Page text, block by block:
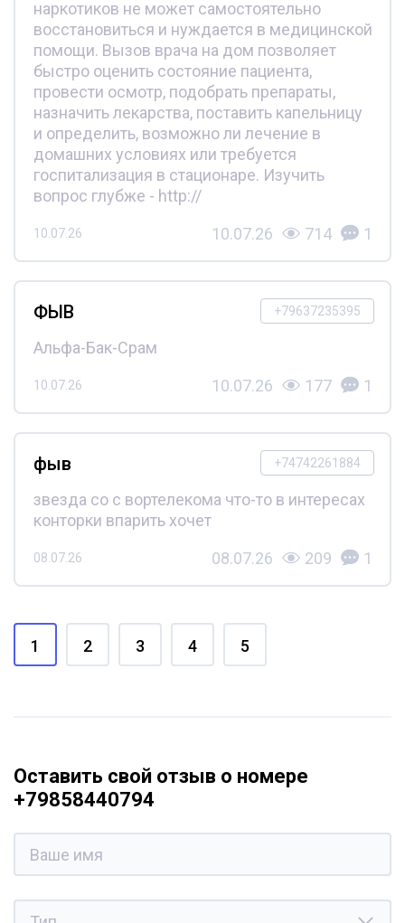
наркотиков не может самостоятельно
восстановиться и нуждается в медицинской
помощи. Вызов врача на дом позволяет
быстро оценить состояние пациента,
провести осмотр, подобрать препараты,
назначить лекарства, поставить капельницу
и определить, возможно ли лечение в
домашних условиях или требуется
госпитализация в стационаре. Изучить
вопрос глубже - http://
10.07.26 10.07.26 714 1
+79637235395
ФЫВ
Альфа-Бак-Срам
10.07.26 10.07.26 177 1
+74742261884
фыв
звезда со с вортелекома что-то в интересах
конторки впарить хочет
08.07.26 08.07.26 209 1
1 2 3 4 5
Оставить свой отзыв о номере
+79858440794